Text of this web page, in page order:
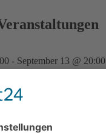
- September 13 @ 20:00
der Bude Gera